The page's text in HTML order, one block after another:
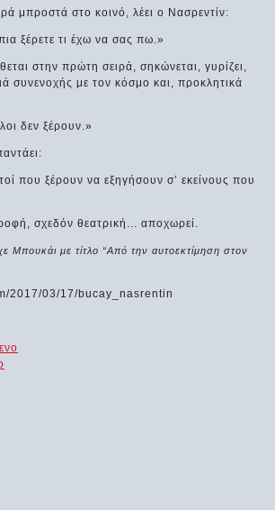
μπροστά στο κοινό, λέει ο Νασρεντίν:
ξέρετε τι έχω να σας πω.»
στην πρώτη σειρά, σηκώνεται, γυρίζει,
συνενοχής με τον κόσμο και, προκλητικά
δεν ξέρουν.»
που ξέρουν να εξηγήσουν σ’ εκείνους που
σχεδόν θεατρική... αποχωρεί.
Μπουκάι με τίτλο “Από την αυτοεκτίμηση στον
2017/03/17/bucay_nasrentin